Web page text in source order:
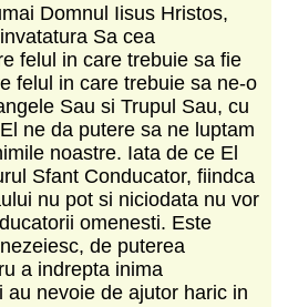
Domnul Iisus Hristos,
Sa cea
felul in care trebuie sa fie
felul in care trebuie sa ne-o
Sau si Trupul Sau, cu
ne da putere sa ne luptam
noastre. Iata de ce El
Sfant Conducator, fiindca
nu pot si niciodata nu vor
omenesti. Este
de puterea
a indrepta inima
au nevoie de ajutor haric in